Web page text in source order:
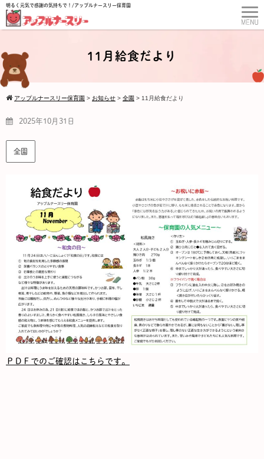
明るく元気で感謝の気持ちで！/アップルナースリー保育園
11月給食だより
アップルナースリー保育園 > お知らせ > 全園 > 11月給食だより
2025年10月31日
全園
ＰＤＦでのご確認はこちらです。